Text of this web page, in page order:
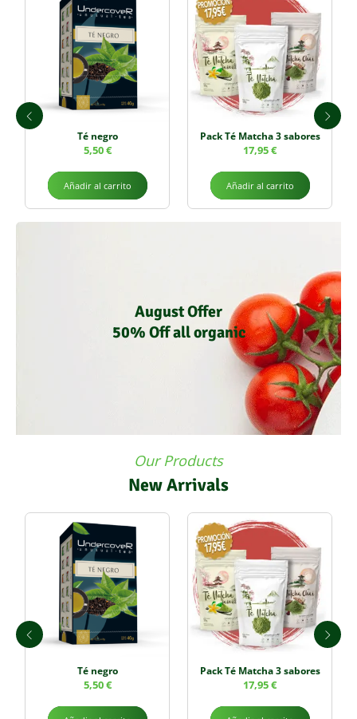
Té negro
5,50€
Añadir al carrito
Pack Té Matcha 3 sabores
17,95€
Añadir al carrito
August Offer
50% Off all organic
Our Products
New Arrivals
Té negro
5,50€
Pack Té Matcha 3 sabores
17,95€